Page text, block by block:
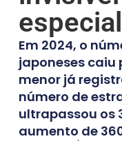
Em 2024, o
japoneses caiu
menor já
número de
ultrapassou os
aumento de